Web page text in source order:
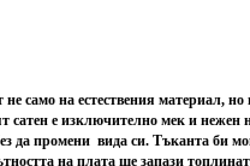
само на естествения материал,
сатен е изключително мек и
промени вида си. Тъканта би
на плата ще запази